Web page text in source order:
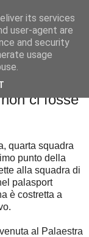
Mens
ci fosse
quarta squadra
punto della
alla squadra di
palasport
è costretta a
al Palaestra
its services
user-agent are
and security
usage